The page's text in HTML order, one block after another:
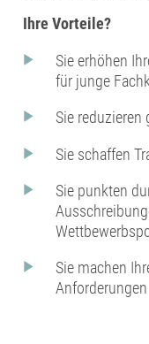
Ihre Vorteile?
Sie erhöhen
für junge
Sie reduzieren
Sie schaffen
Sie punkten
Sie machen
Anforderungen